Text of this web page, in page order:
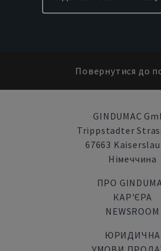
Повернутися до
GINDUMAC
Trippstadter
67663
Німеччина
ПРО
КАР'ЄРА
NEWSROOM
ЮРИДИЧНА